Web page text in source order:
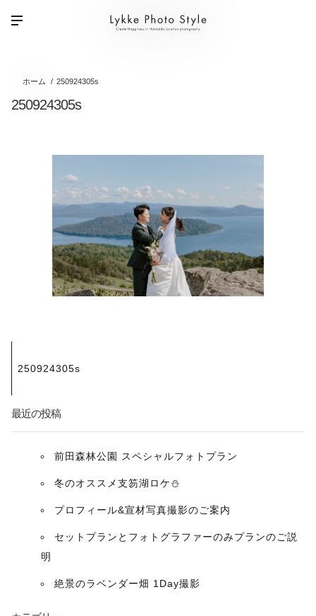
ホーム 250924305s
250924305s
稿
ナ
250924305s
最近の投稿
前田森林公園 スペシャルフォトプラン
冬のオススメ支笏湖ロケ⛄️
プロフィール&宣材写真撮影のご案内
セットプランとフォトグラファーのみプランのご説
明
絶景のラベンダー畑 1Day撮影